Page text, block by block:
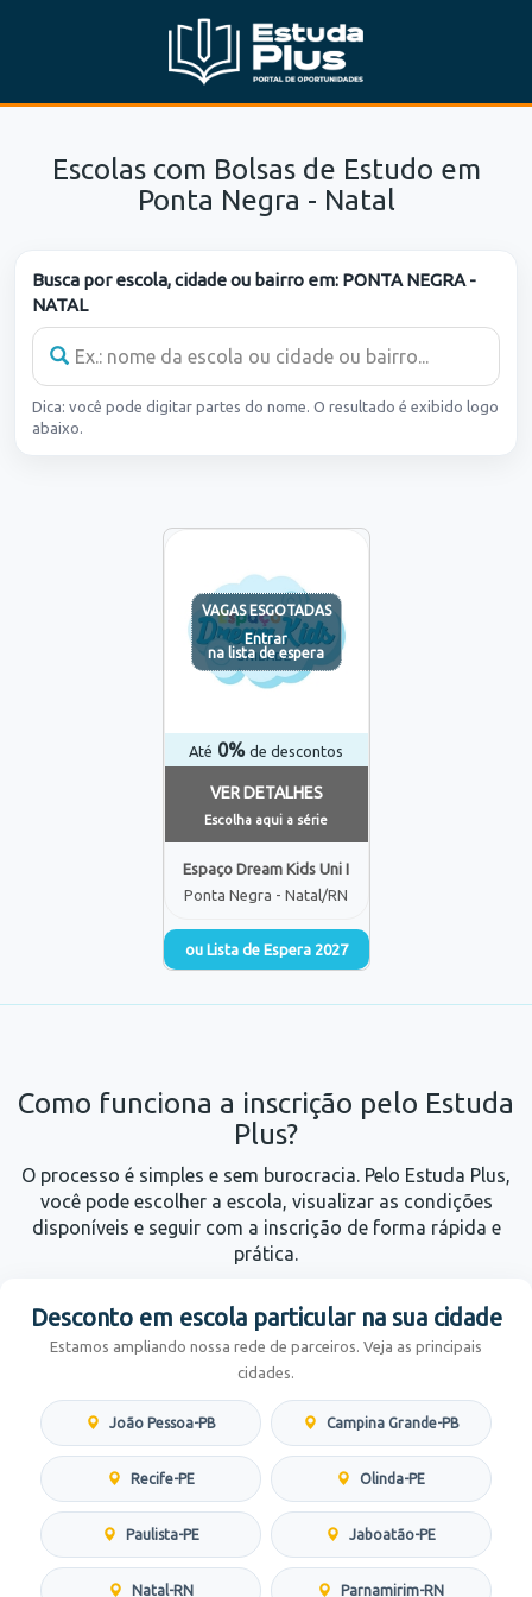
Escolas com Bolsas de Estudo em
Ponta Negra - Natal
Busca por escola, cidade ou bairro em: PONTA NEGRA -
NATAL
Dica: você pode digitar partes do nome. O resultado é exibido logo
abaixo.
VAGAS ESGOTADAS
Entrar
na lista de espera
Até 0% de descontos
VER DETALHES
Escolha aqui a série
Espaço Dream Kids Uni I
Ponta Negra - Natal/RN
ou Lista de Espera 2027
Como funciona a inscrição pelo Estuda
Plus?
O processo é simples e sem burocracia. Pelo Estuda Plus,
você pode escolher a escola, visualizar as condições
disponíveis e seguir com a inscrição de forma rápida e
prática.
Desconto em escola particular na sua cidade
Estamos ampliando nossa rede de parceiros. Veja as principais
cidades.
João Pessoa-PB Campina Grande-PB
Recife-PE Olinda-PE
Paulista-PE Jaboatão-PE
Natal-RN Parnamirim-RN